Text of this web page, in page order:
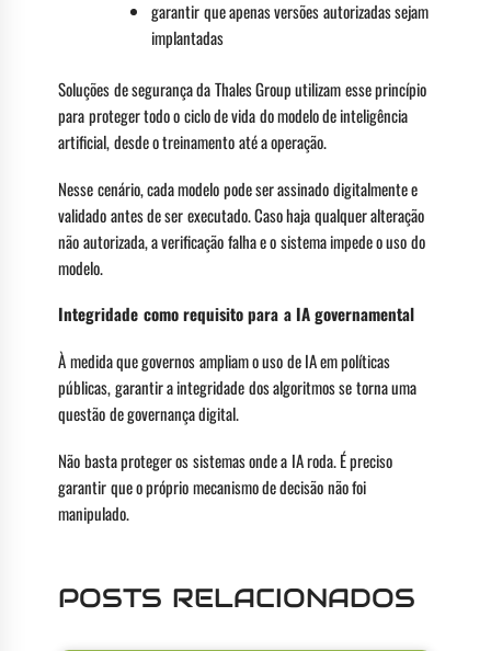
garantir que apenas versões autorizadas sejam
implantadas
Soluções de segurança da Thales Group utilizam esse princípio
para proteger todo o ciclo de vida do modelo de inteligência
artificial, desde o treinamento até a operação.
Nesse cenário, cada modelo pode ser assinado digitalmente e
validado antes de ser executado. Caso haja qualquer alteração
não autorizada, a verificação falha e o sistema impede o uso do
modelo.
Integridade como requisito para a IA governamental
À medida que governos ampliam o uso de IA em políticas
públicas, garantir a integridade dos algoritmos se torna uma
questão de governança digital.
Não basta proteger os sistemas onde a IA roda. É preciso
garantir que o próprio mecanismo de decisão não foi
manipulado.
POSTS RELACIONADOS